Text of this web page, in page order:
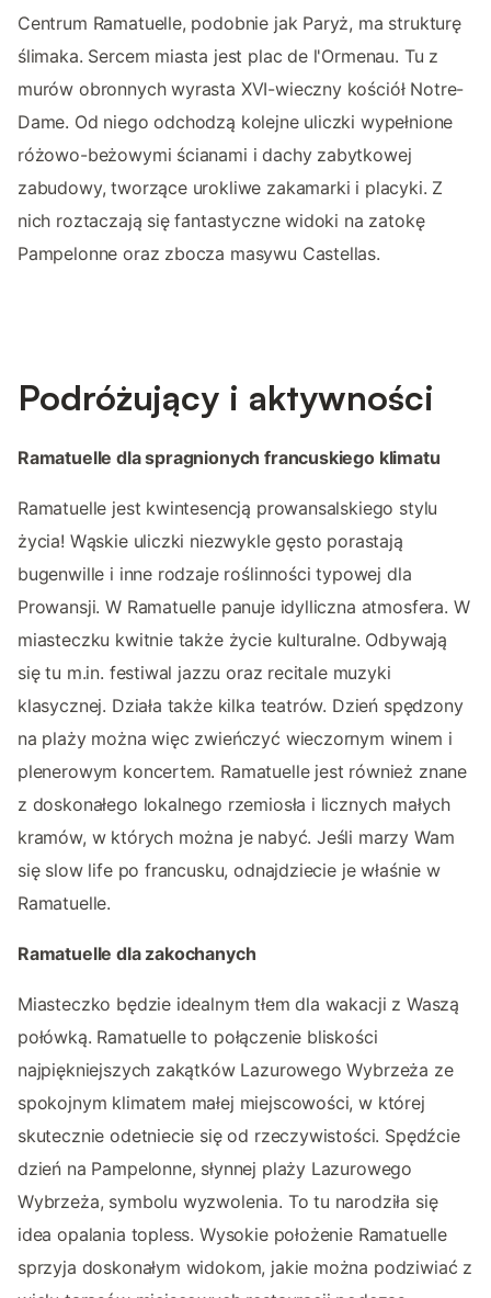
Centrum Ramatuelle, podobnie jak Paryż, ma strukturę
ślimaka. Sercem miasta jest plac de l'Ormenau. Tu z
murów obronnych wyrasta XVI-wieczny kościół Notre-
Dame. Od niego odchodzą kolejne uliczki wypełnione
różowo-beżowymi ścianami i dachy zabytkowej
zabudowy, tworzące urokliwe zakamarki i placyki. Z
nich roztaczają się fantastyczne widoki na zatokę
Pampelonne oraz zbocza masywu Castellas.
Podróżujący i aktywności
Ramatuelle dla spragnionych francuskiego klimatu
Ramatuelle jest kwintesencją prowansalskiego stylu
życia! Wąskie uliczki niezwykle gęsto porastają
bugenwille i inne rodzaje roślinności typowej dla
Prowansji. W Ramatuelle panuje idylliczna atmosfera. W
miasteczku kwitnie także życie kulturalne. Odbywają
się tu m.in. festiwal jazzu oraz recitale muzyki
klasycznej. Działa także kilka teatrów. Dzień spędzony
na plaży można więc zwieńczyć wieczornym winem i
plenerowym koncertem. Ramatuelle jest również znane
z doskonałego lokalnego rzemiosła i licznych małych
kramów, w których można je nabyć. Jeśli marzy Wam
się slow life po francusku, odnajdziecie je właśnie w
Ramatuelle.
Ramatuelle dla zakochanych
Miasteczko będzie idealnym tłem dla wakacji z Waszą
połówką. Ramatuelle to połączenie bliskości
najpiękniejszych zakątków Lazurowego Wybrzeża ze
spokojnym klimatem małej miejscowości, w której
skutecznie odetniecie się od rzeczywistości. Spędźcie
dzień na Pampelonne, słynnej plaży Lazurowego
Wybrzeża, symbolu wyzwolenia. To tu narodziła się
idea opalania topless. Wysokie położenie Ramatuelle
sprzyja doskonałym widokom, jakie można podziwiać z